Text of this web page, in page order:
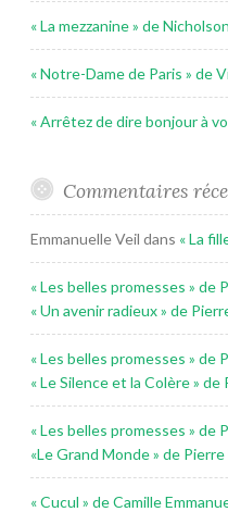
« La mezzanine » de
« Notre-Dame de Paris » de
« Arrêtez de dire bonjour à
Commentaires
Emmanuelle Veil dans « La
« Les belles promesses » de
« Un avenir radieux » de
« Les belles promesses » de
« Le Silence et la Colère »
« Les belles promesses » de
«Le Grand Monde » de
« Cucul » de Camille